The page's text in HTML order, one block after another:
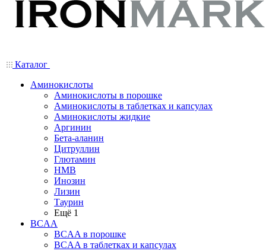
Каталог
Аминокислоты
Аминокислоты в порошке
Аминокислоты в таблетках и капсулах
Аминокислоты жидкие
Аргинин
Бета-аланин
Цитруллин
Глютамин
HMB
Инозин
Лизин
Таурин
Ещё 1
BCAA
BCAA в порошке
BCAA в таблетках и капсулах